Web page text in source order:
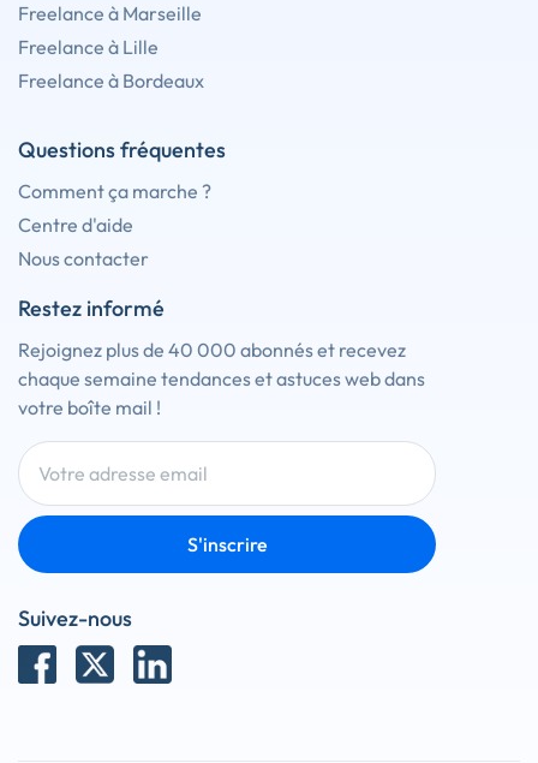
Freelance à Marseille
Freelance à Lille
Freelance à Bordeaux
Questions fréquentes
Comment ça marche ?
Centre d'aide
Nous contacter
Restez informé
Rejoignez plus de 40 000 abonnés et recevez
chaque semaine tendances et astuces web dans
votre boîte mail !
S'inscrire
Suivez-nous